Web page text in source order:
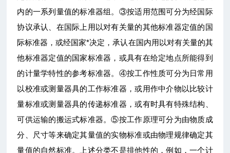
内的一系列量值的标准器组。③按适用范围可分为经国际
协议承认、在国际上用以对有关量的其他标准器定值的国
际标准器，或经国家*决定，承认在国内用以对有关量的其
他标准器定值的国家标准器，或具有在给定地点所能得到
的计量学特性的参考标准器。④按工作性质可分为日常用
以校准或测量器具的工作标准器，或用作中介物以比较计
量标准或测量器具的传递标准器，或有时具有特殊结构、
可供运输的搬运式标准器。⑤按工作原理可分为由物质成
分、尺寸等来确定其量值的实物标准或由物理规律确定其
量值的自然标准。上述分类不是排他性的，例如，一个计